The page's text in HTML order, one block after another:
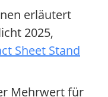
erläutert
2025,
Sheet Stand
Mehrwert für